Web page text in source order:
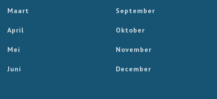
Maart
April
Mei
Juni
September
Oktober
November
December